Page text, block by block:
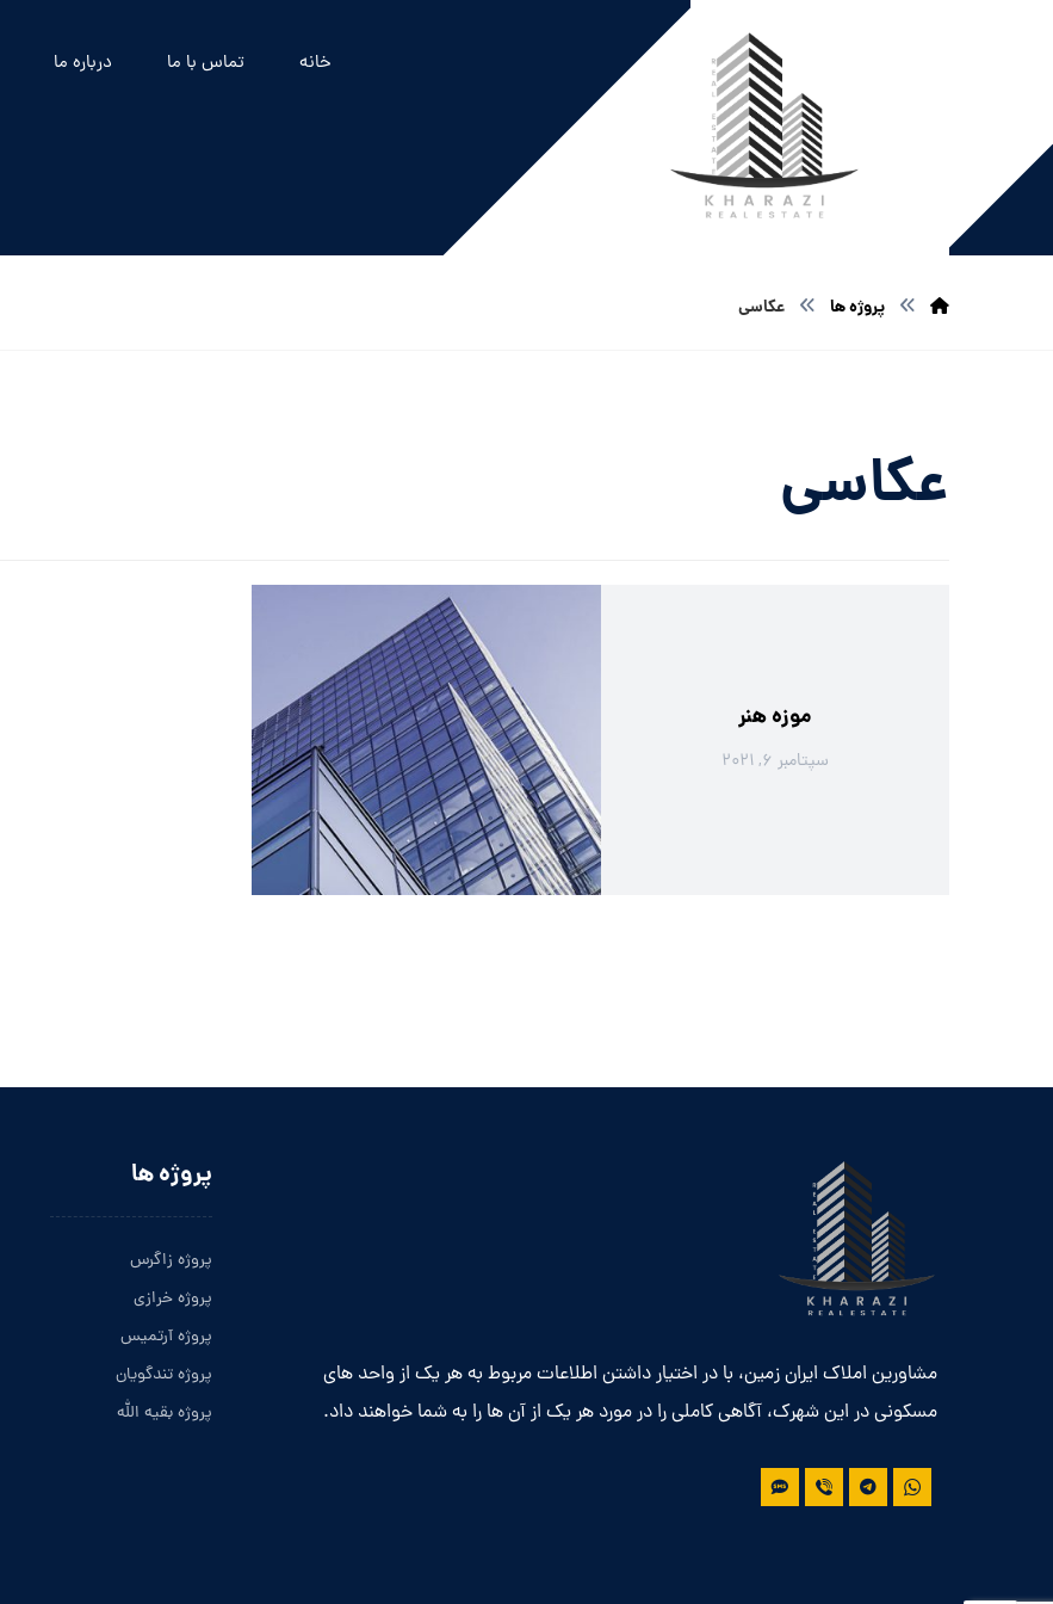
خانه تماس با ما درباره ما
پروژه ها عکاسی
عکاسی
موزه هنر
سپتامبر ۶, ۲۰۲۱
مشاورین املاک ایران زمین، با در اختیار داشتن اطلاعات مربوط به هر یک از واحد های
مسکونی در این شهرک، آگاهی کاملی را در مورد هر یک از آن ها را به شما خواهند داد.
پروژه ها
پروژه زاگرس
پروژه خرازی
پروژه آرتمیس
پروژه تندگویان
پروژه بقیه الله